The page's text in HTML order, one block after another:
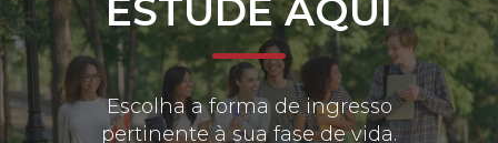
ESTUDE AQUI
Escolha a forma de ingresso
pertinente à sua fase de vida.